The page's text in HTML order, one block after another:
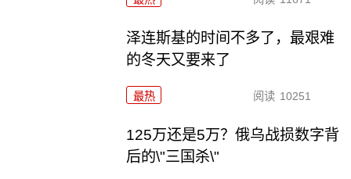
泽连斯基的时间不多了，最艰难
的冬天又要来了
最热 阅读 10251
125万还是5万？俄乌战损数字背
后的\"三国杀\"